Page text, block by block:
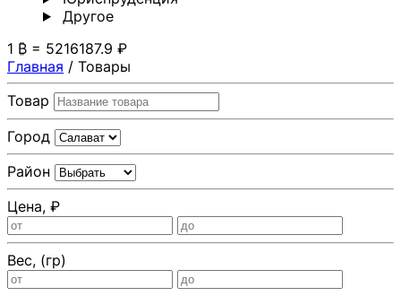
Другoе
1 ₿ = 5216187.9 ₽
Главная / Товары
Товар
Город
Район
Цена, ₽
Вес, (гр)